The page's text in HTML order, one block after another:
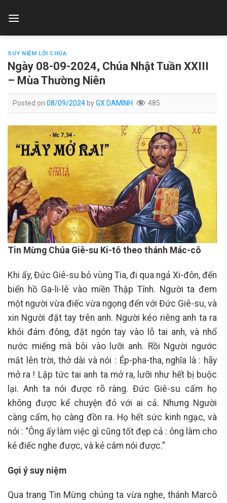
SUY NIỆM LỜI CHÚA
Ngày 08-09-2024, Chúa Nhật Tuần XXIII
– Mùa Thường Niên
Posted on 08/09/2024byGX DAMINH 485
Tin Mừng Chúa Giê-su Ki-tô theo thánh Mác-cô
Khi ấy, Đức Giê-su bỏ vùng Tia, đi qua ngả Xi-đôn, đến
biển hồ Ga-li-lê vào miền Thập Tỉnh. Người ta đem
một người vừa điếc vừa ngọng đến với Đức Giê-su, và
xin Người đặt tay trên anh. Người kéo riêng anh ta ra
khỏi đám đông, đặt ngón tay vào lỗ tai anh, và nhổ
nước miếng mà bôi vào lưỡi anh. Rồi Người ngước
mắt lên trời, thở dài và nói : Ép-pha-tha, nghĩa là : hãy
mở ra ! Lập tức tai anh ta mở ra, lưỡi như hết bị buộc
lại. Anh ta nói được rõ ràng. Đức Giê-su cấm họ
không được kể chuyện đó với ai cả. Nhưng Người
càng cấm, họ càng đồn ra. Họ hết sức kinh ngạc, và
nói : “Ông ấy làm việc gì cũng tốt đẹp cả : ông làm cho
kẻ điếc nghe được, và kẻ câm nói được.”
Gợi ý suy niệm
Qua trang Tin Mừng chúng ta vừa nghe, thánh Marcô